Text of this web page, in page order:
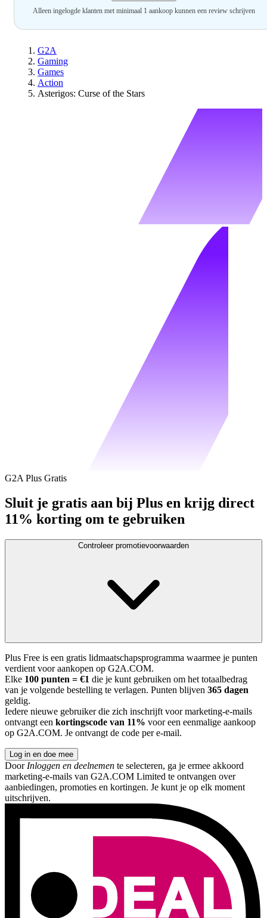
Alleen ingelogde klanten met minimaal 1 aankoop kunnen een review schrijven
G2A
Gaming
Games
Action
Asterigos: Curse of the Stars
G2A Plus Gratis
Sluit je gratis aan bij Plus en krijg direct
11% korting om te gebruiken
Controleer promotievoorwaarden
Plus Free is een gratis lidmaatschapsprogramma waarmee je punten
verdient voor aankopen op G2A.COM.
Elke 100 punten = €1 die je kunt gebruiken om het totaalbedrag
van je volgende bestelling te verlagen. Punten blijven 365 dagen
geldig.
Iedere nieuwe gebruiker die zich inschrijft voor marketing-e-mails
ontvangt een kortingscode van 11% voor een eenmalige aankoop
op G2A.COM. Je ontvangt de code per e-mail.
Log in en doe mee
Door Inloggen en deelnemen te selecteren, ga je ermee akkoord
marketing-e-mails van G2A.COM Limited te ontvangen over
aanbiedingen, promoties en kortingen. Je kunt je op elk moment
uitschrijven.